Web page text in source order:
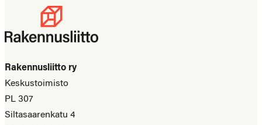
Rakennusliitto ry
Keskustoimisto
PL 307
Siltasaarenkatu 4